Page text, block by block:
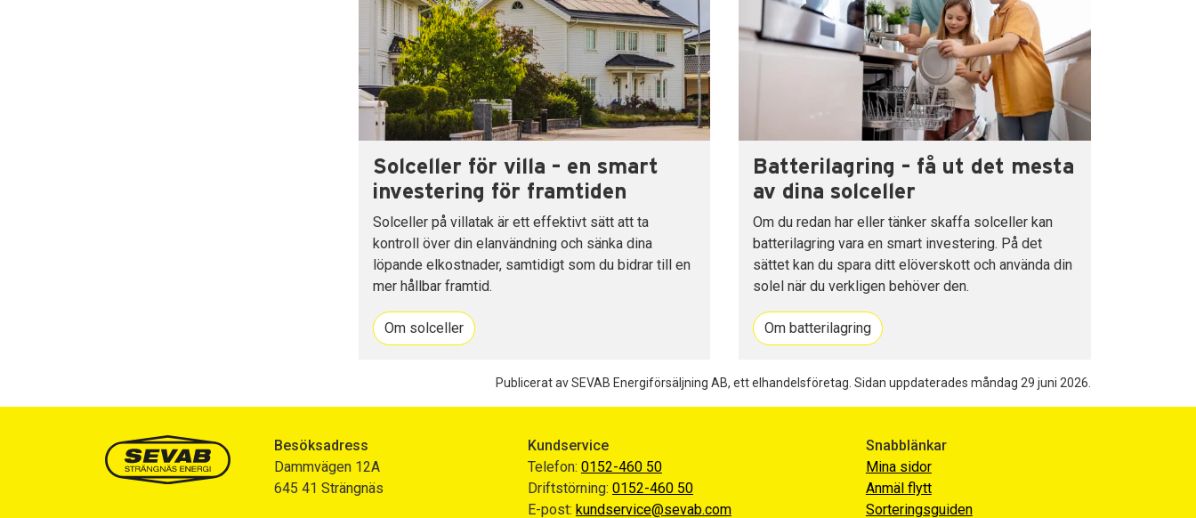
Solceller för villa – en smart
investering för framtiden
Solceller på villatak är ett effektivt sätt att ta
kontroll över din elanvändning och sänka dina
löpande elkostnader, samtidigt som du bidrar till en
mer hållbar framtid.
Om solceller
Batterilagring – få ut det mesta
av dina solceller
Om du redan har eller tänker skaffa solceller kan
batterilagring vara en smart investering. På det
sättet kan du spara ditt elöverskott och använda din
solel när du verkligen behöver den.
Om batterilagring
Publicerat av SEVAB Energiförsäljning AB, ett elhandelsföretag. Sidan uppdaterades måndag 29 juni 2026.
Besöksadress
Dammvägen 12A
645 41 Strängnäs
Kundservice
Telefon: 0152-460 50
Driftstörning: 0152-460 50
E-post: kundservice@sevab.com
Snabblänkar
Mina sidor
Anmäl flytt
Sorteringsguiden